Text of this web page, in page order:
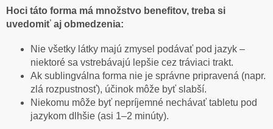
Hoci táto forma má množstvo benefitov, treba si
uvedomiť aj obmedzenia:
Nie všetky látky majú zmysel podávať pod jazyk –
niektoré sa vstrebávajú lepšie cez tráviaci trakt.
Ak sublingválna forma nie je správne pripravená (napr.
zlá rozpustnosť), účinok môže byť slabší.
Niekomu môže byť nepríjemné nechávať tabletu pod
jazykom dlhšie (asi 1–2 minúty).